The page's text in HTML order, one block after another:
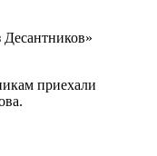
Десантников»
приехали